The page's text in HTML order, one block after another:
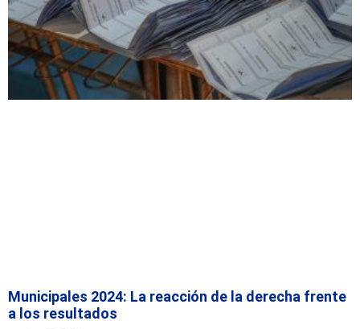
Municipales 2024: La reacción de la derecha frente
a los resultados